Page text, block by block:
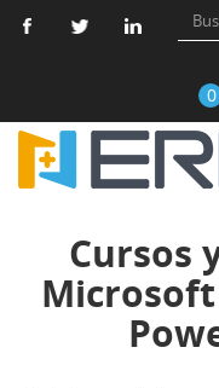
0
Cursos
Microsoft